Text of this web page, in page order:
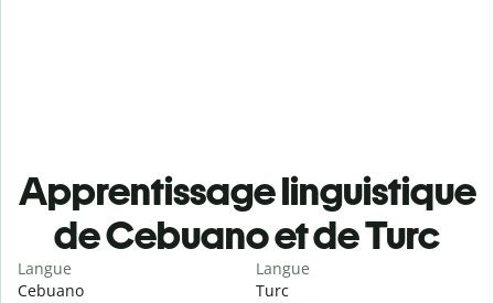
Apprentissage linguistique
de Cebuano et de Turc
Langue
Cebuano
Langue
Turc